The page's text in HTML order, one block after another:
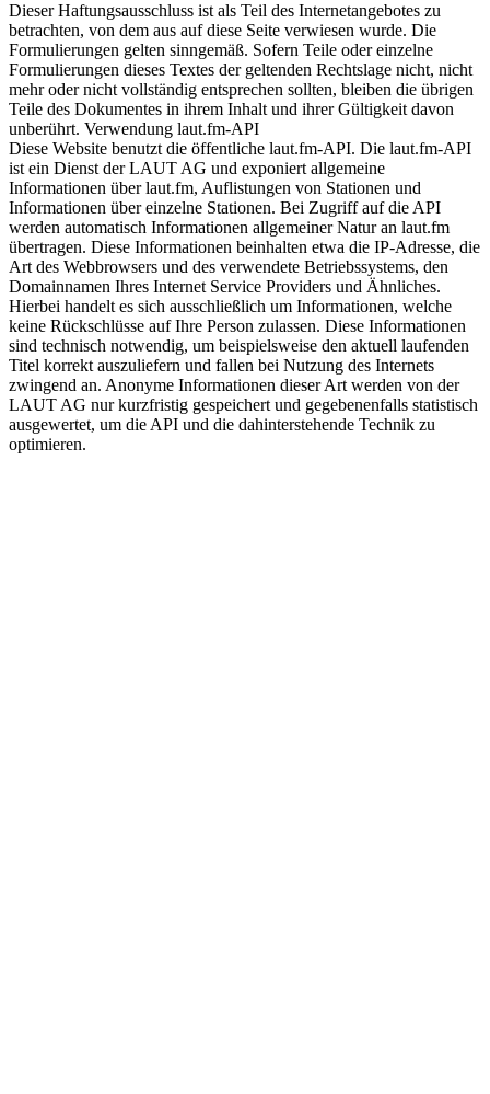
Dieser Haftungsausschluss ist als Teil des Internetangebotes zu
betrachten, von dem aus auf diese Seite verwiesen wurde. Die
Formulierungen gelten sinngemäß. Sofern Teile oder einzelne
Formulierungen dieses Textes der geltenden Rechtslage nicht, nicht
mehr oder nicht vollständig entsprechen sollten, bleiben die übrigen
Teile des Dokumentes in ihrem Inhalt und ihrer Gültigkeit davon
unberührt. Verwendung laut.fm-API
Diese Website benutzt die öffentliche laut.fm-API. Die laut.fm-API
ist ein Dienst der LAUT AG und exponiert allgemeine
Informationen über laut.fm, Auflistungen von Stationen und
Informationen über einzelne Stationen. Bei Zugriff auf die API
werden automatisch Informationen allgemeiner Natur an laut.fm
übertragen. Diese Informationen beinhalten etwa die IP-Adresse, die
Art des Webbrowsers und des verwendete Betriebssystems, den
Domainnamen Ihres Internet Service Providers und Ähnliches.
Hierbei handelt es sich ausschließlich um Informationen, welche
keine Rückschlüsse auf Ihre Person zulassen. Diese Informationen
sind technisch notwendig, um beispielsweise den aktuell laufenden
Titel korrekt auszuliefern und fallen bei Nutzung des Internets
zwingend an. Anonyme Informationen dieser Art werden von der
LAUT AG nur kurzfristig gespeichert und gegebenenfalls statistisch
ausgewertet, um die API und die dahinterstehende Technik zu
optimieren.